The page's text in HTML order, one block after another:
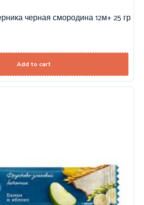
черная смородина 12м+ 25 гр
Add to cart